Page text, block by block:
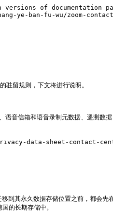
of documentation
ban-fu-wu/zoom-
留规则，下文将进行说明。
音信箱和语音录制元数据、遥测数
privacy-data-sheet-contact-
到其永久数据存储位置之前，都会
的长期存储中。